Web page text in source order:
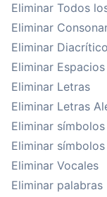
Eliminar Todos
Eliminar
Eliminar
Eliminar
Eliminar Letras
Eliminar Letras
Eliminar
Eliminar
Eliminar Vocales
Eliminar palabras